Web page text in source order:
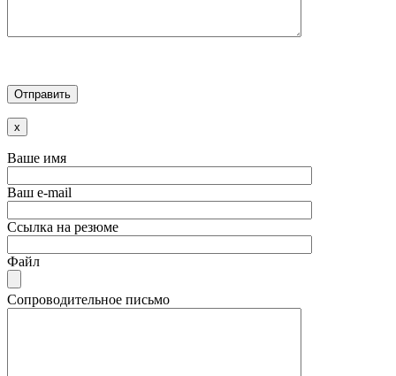
x
Ваше имя
Ваш e-mail
Ссылка на резюме
Файл
Сопроводительное письмо